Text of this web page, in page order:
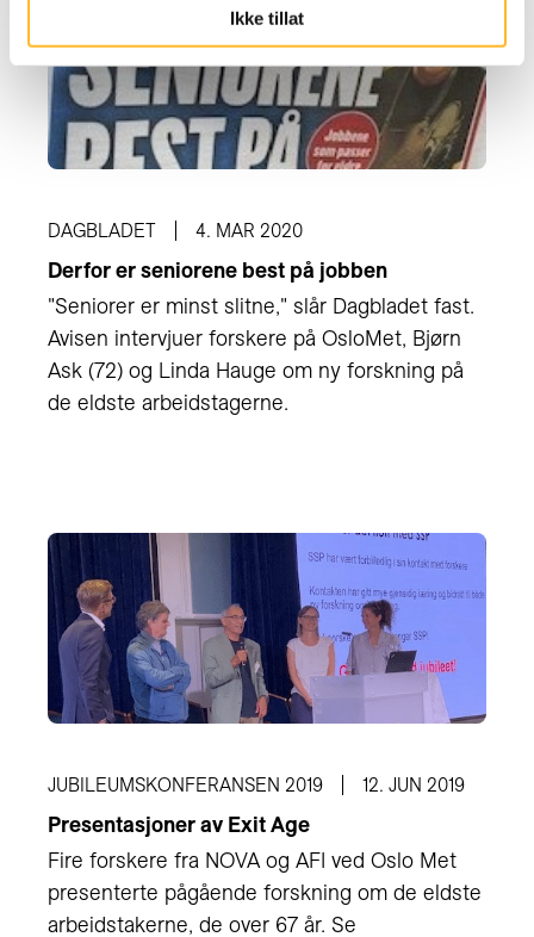
Ikke tillat
DAGBLADET 4. MAR 2020
Derfor er seniorene best på jobben
"Seniorer er minst slitne," slår Dagbladet fast.
Avisen intervjuer forskere på OsloMet, Bjørn
Ask (72) og Linda Hauge om ny forskning på
de eldste arbeidstagerne.
JUBILEUMSKONFERANSEN 2019 12. JUN 2019
Presentasjoner av Exit Age
Fire forskere fra NOVA og AFI ved Oslo Met
presenterte pågående forskning om de eldste
arbeidstakerne, de over 67 år. Se